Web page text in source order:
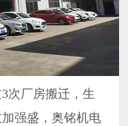
次厂房搬迁，生
强盛，奥铭机电